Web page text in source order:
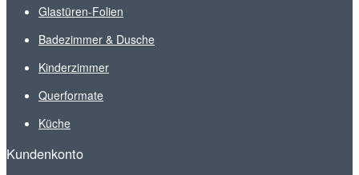
Glastüren-Folien
Badezimmer & Dusche
Kinderzimmer
Querformate
Küche
Kundenkonto